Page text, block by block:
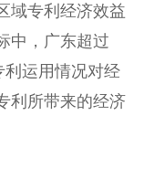
域专利经济效益
中，广东超过
利运用情况对经
利所带来的经济